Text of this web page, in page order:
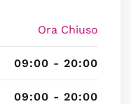
Ora Chiuso
09:00 - 20:00
09:00 - 20:00